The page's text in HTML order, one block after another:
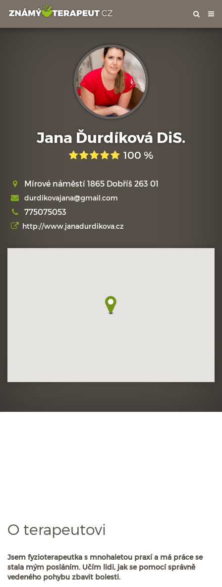
Jana Ďurdíková DiS.
100 %
Mírové náměstí 1865 Dobříš 263 01
durdikovajana@gmail.com
775075053
http://www.janadurdikova.cz
O terapeutovi
Jsem fyzioterapeutka s mnohaletou praxí a má práce se
stala mým posláním. Učím lidi, jak se pomocí správně
vedeného pohybu zbavit bolesti.